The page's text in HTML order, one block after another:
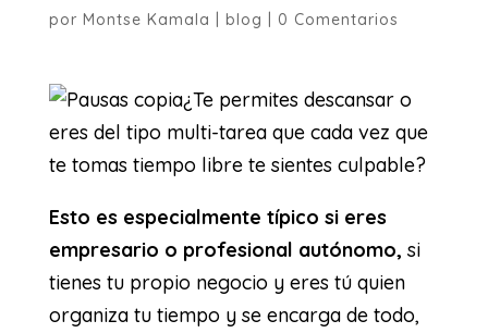
por Montse Kamala blog 0 Comentarios
¿Te permites descansar o
eres del tipo multi-tarea que cada vez que
te tomas tiempo libre te sientes culpable?
Esto es especialmente típico si eres
empresario o profesional autónomo, si
tienes tu propio negocio y eres tú quien
organiza tu tiempo y se encarga de todo,